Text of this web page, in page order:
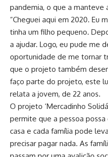
pandemia, o que a
“Cheguei aqui em 2020. Eu
tinha um filho pequeno.
a ajudar. Logo, eu pude me
oportunidade de me tornar
que o projeto também
faço parte do projeto, este
relata a jovem, de 22 anos.
O projeto ‘Mercadinho
permite que a pessoa
casa e cada família pode
precisar pagar nada. As